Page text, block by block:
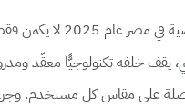
لنكن صريحين:
يقف خلفه تكنولوجيًّا معقّد
على مقاس كل مستخدم.